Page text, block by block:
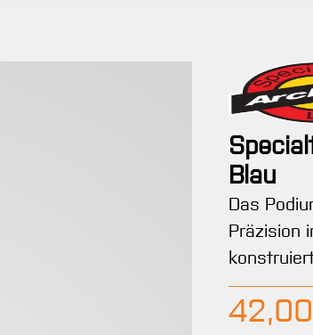
Blau
Das
Präzision
Regulärer